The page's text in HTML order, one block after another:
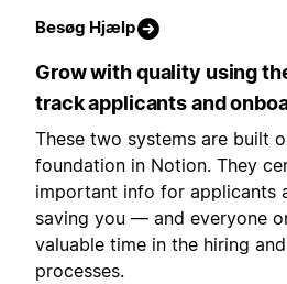
Besøg Hjælp
Grow with quality using
track applicants and
These two systems are built
foundation in Notion. They
important info for applicants
saving you — and everyone
valuable time in the hiring
processes.